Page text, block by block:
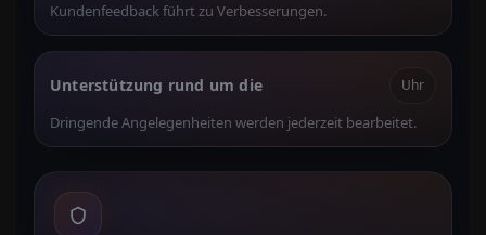
Kundenfeedback führt zu Verbesserungen.
Unterstützung rund um die Uhr
Dringende Angelegenheiten werden jederzeit bearbeitet.